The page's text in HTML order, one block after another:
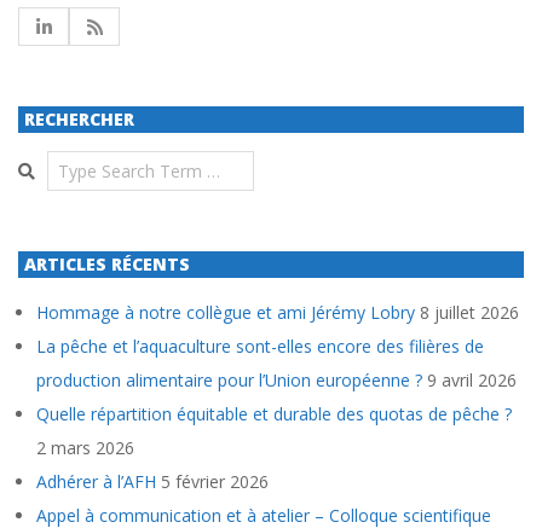
RECHERCHER
Search
ARTICLES RÉCENTS
Hommage à notre collègue et ami Jérémy Lobry 8 juillet 2026
La pêche et l’aquaculture sont-elles encore des filières de
production alimentaire pour l’Union européenne ? 9 avril 2026
Quelle répartition équitable et durable des quotas de pêche ?
2 mars 2026
Adhérer à l’AFH 5 février 2026
Appel à communication et à atelier – Colloque scientifique